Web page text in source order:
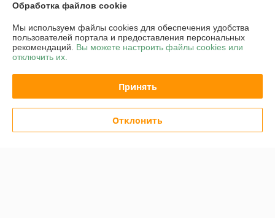
График работы
Полная версия сайта
Политика обработки cookies
Обработка файлов cookie
Мы используем файлы cookies для обеспечения удобства
пользователей портала и предоставления персональных
рекомендаций. Вы можете настроить файлы cookies или
отключить их.
Принять
Отклонить